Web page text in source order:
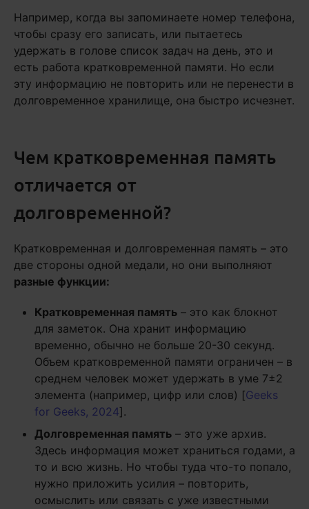
Например, когда вы запоминаете номер телефона,
чтобы сразу его записать, или пытаетесь
удержать в голове список задач на день, это и
есть работа кратковременной памяти. Но если
эту информацию не повторить или не перенести в
долговременное хранилище, она быстро исчезнет.
Чем кратковременная память
отличается от
долговременной?
Кратковременная и долговременная память – это
две стороны одной медали, но они выполняют
разные функции:
Кратковременная память – это как блокнот
для заметок. Она хранит информацию
временно, обычно не больше 20-30 секунд.
Объем кратковременной памяти ограничен – в
среднем человек может удержать в уме 7±2
элемента (например, цифр или слов) [Geeks
for Geeks, 2024].
Долговременная память – это уже архив.
Здесь информация может храниться годами, а
то и всю жизнь. Но чтобы туда что-то попало,
нужно приложить усилия – повторить,
осмыслить или связать с уже известными